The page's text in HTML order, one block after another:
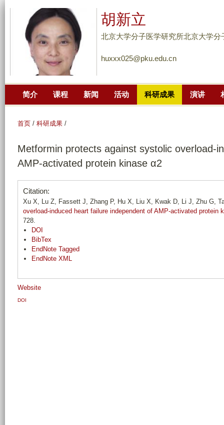
到
主
分
胡新立
北京大学分子医学研究所北京大学分
huxxx025@pku.edu.cn
简介 课程 新闻 活动 科研成果 演讲
首页 / 科研成果 /
Metformin protects against systolic overload-
AMP-activated protein kinase α2
Citation:
Xu X, Lu Z, Fassett J, Zhang P, Hu X, Liu X, Kwak D, Li J, Zhu G,
overload-induced heart failure independent of AMP-activated protein
728.
DOI
BibTex
EndNote Tagged
EndNote XML
Website
DOI